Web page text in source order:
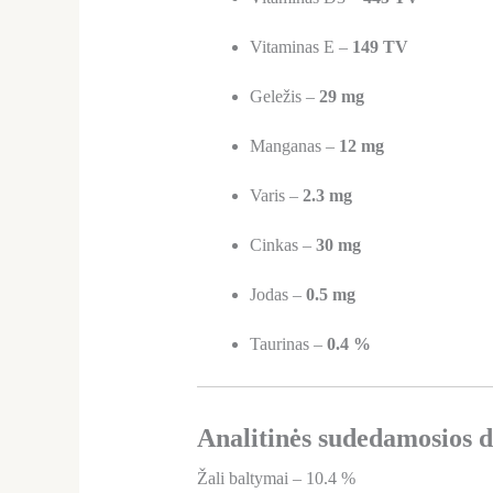
Vitaminas E – 149 TV
Geležis – 29 mg
Manganas – 12 mg
Varis – 2.3 mg
Cinkas – 30 mg
Jodas – 0.5 mg
Taurinas – 0.4 %
Analitinės sudedamosios
Žali baltymai – 10.4 %